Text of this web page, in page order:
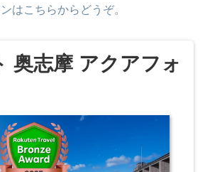
はこちらからどうぞ。
奥志摩 アクアフォ